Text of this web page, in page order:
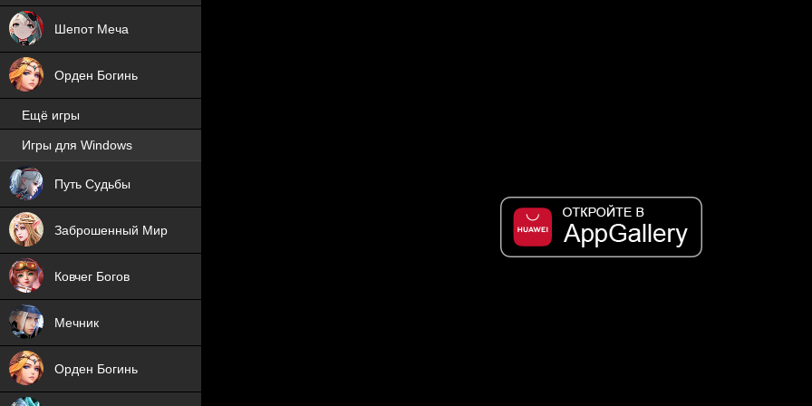
Шепот Меча
Орден Богинь
Ещё игры
Игры для Windows
Путь Судьбы
Заброшенный Мир
NEW
Ковчег Богов
Мечник
Орден Богинь